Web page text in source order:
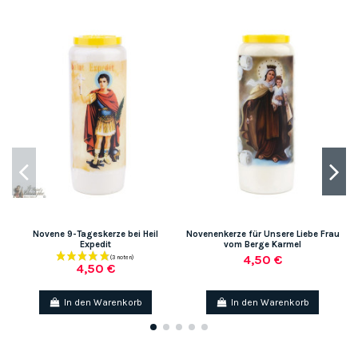
Novene 9-Tageskerze bei Heil
Expedit
4,50 €
In den Warenkorb
Novenenkerze für Unsere Liebe Frau
vom Berge Karmel
4,50 €
In den Warenkorb